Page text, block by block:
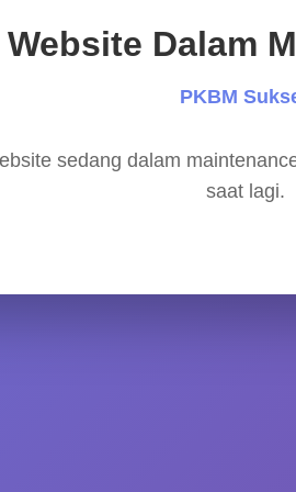
Website Dalam
PKBM
sedang dalam
saat lagi.